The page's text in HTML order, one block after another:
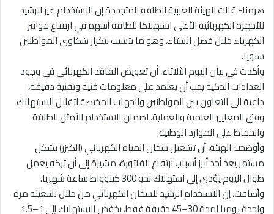
هرمنا- قالت الهيئة العربية للطاقة المتجددة إن الاستخدام غير الرشيد
للأجهزة الكهربائية الأعلى استهلاكا للطاقة أسهم في ارتفاع فواتير
الكهرباء خلال فصل الشتاء، وهو ما يتسبب بتكرار شكاوى المواطنين
سنويا.
وأكدت في بيان اليوم الثلاثاء، أن تعويض الفاقد الكهربائي في وجود
العدادات الذكية يجب أن يعتمد على معلومات فنية وتقنية دقيقة،
داعية الى التعاون بين المواطنين والجهات المختصة لتقليل الاستهلاك
وفق المعايير العلمية والعملية، لضمان الاستخدام الأمثل للطاقة
والحفاظ على الموارد الوطنية.
وأوضحت الهيئة، أن تشغيل سخان المياه الكهربائي (الكيزر) بشكل
مستمر يعد أحد أبرز أسباب ارتفاع الفاتورة، مشيرة إلى أن تركه يعمل
طوال اليوم يؤدي إلى استهلاك نحو 300 كيلوواط ساعة شهريا.
وأضافت، إن الاستخدام الرشيد للسخان الكهربائي من خلال تشغيله مرة
واحدة يوميا لمدة 30–45 دقيقة فقط، يخفض الاستهلاك إلى 1–1.5